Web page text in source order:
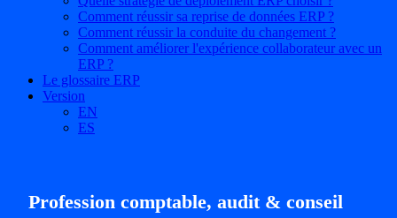
Comment réussir sa reprise de données ERP ?
Comment réussir la conduite du changement ?
Comment améliorer l'expérience collaborateur avec un
ERP ?
Le glossaire ERP
Version
EN
ES
Profession comptable, audit & conseil